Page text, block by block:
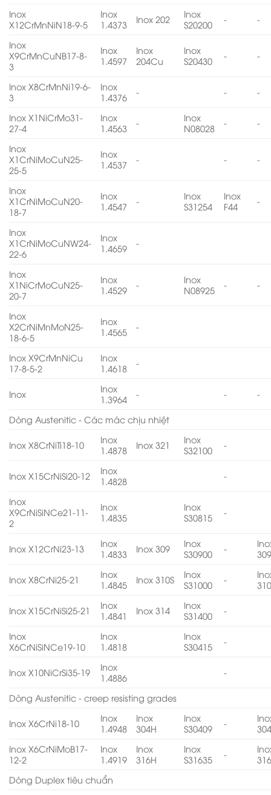
Inox
X12CrMnNiN18-9-5
Inox
1.4373
Inox 202
Inox
S20200
- -
Inox
X9CrMnCuNB17-8-
3
Inox
1.4597
Inox
204Cu
Inox
S20430
- -
Inox X8CrMnNi19-6-
3
Inox
1.4376
- - -
Inox X1NiCrMo31-
27-4
Inox
1.4563
-
Inox
N08028
- -
Inox
X1CrNiMoCuN25-
25-5
Inox
1.4537
- - -
Inox
X1CrNiMoCuN20-
18-7
Inox
1.4547
-
Inox
S31254
Inox
F44
-
Inox
X1CrNiMoCuNW24-
22-6
Inox
1.4659
-
Inox
X1NiCrMoCuN25-
20-7
Inox
1.4529
-
Inox
N08925
- -
Inox
X2CrNiMnMoN25-
18-6-5
Inox
1.4565
-
Inox X9CrMnNiCu
17-8-5-2
Inox
1.4618
-
Inox
Inox
1.3964
- - -
Dòng Austenitic - Các mác chịu nhiệt
Inox X8CrNiTi18-10
Inox
1.4878
Inox 321
Inox
S32100
-
Inox X15CrNiSi20-12
Inox
1.4828
-
Inox
X9CrNiSiNCe21-11-
2
Inox
1.4835
Inox
S30815
-
Inox X12CrNi23-13
Inox
1.4833
Inox 309
Inox
S30900
-
Inox X8CrNi25-21
Inox
1.4845
Inox 310S
Inox
S31000
-
Inox X15CrNiSi25-21
Inox
1.4841
Inox 314
Inox
S31400
-
Inox
X6CrNiSiNCe19-10
Inox
1.4818
Inox
S30415
-
Inox X10NiCrSi35-19
Inox
1.4886
-
Dòng Austenitic - creep resisting grades
Inox X6CrNi18-10
Inox
1.4948
Inox
304H
Inox
S30409
-
Inox X6CrNiMoB17-
12-2
Inox
1.4919
Inox
316H
Inox
S31635
-
Dòng Duplex tiêu chuẩn